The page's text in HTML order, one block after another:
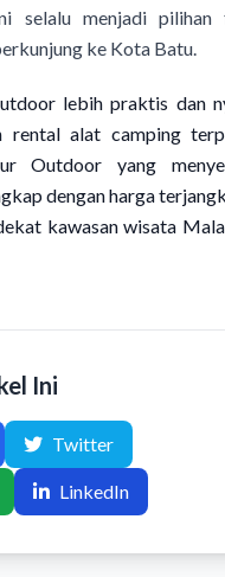
selalu menjadi pilihan
ke Kota Batu.
lebih praktis dan
rental alat camping
Outdoor yang
dengan harga
kawasan wisata
Ini
Twitter
LinkedIn